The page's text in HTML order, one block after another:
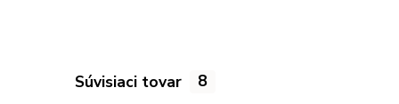
Súvisiaci tovar 8